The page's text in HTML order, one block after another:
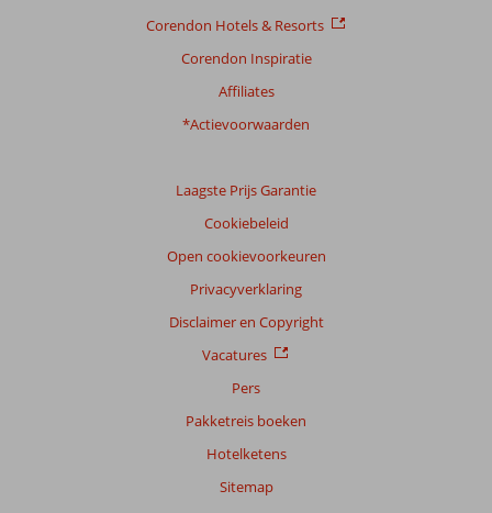
Corendon Hotels & Resorts
Corendon Inspiratie
Affiliates
*Actievoorwaarden
Laagste Prijs Garantie
Cookiebeleid
Open cookievoorkeuren
Privacyverklaring
Disclaimer en Copyright
Vacatures
Pers
Pakketreis boeken
Hotelketens
Sitemap